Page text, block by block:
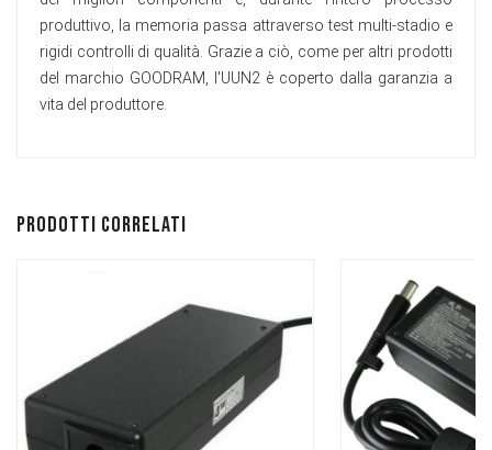
produttivo, la memoria passa attraverso test multi-stadio e
rigidi controlli di qualità. Grazie a ciò, come per altri prodotti
del marchio GOODRAM, l'UUN2 è coperto dalla garanzia a
vita del produttore.
Prodotti correlati